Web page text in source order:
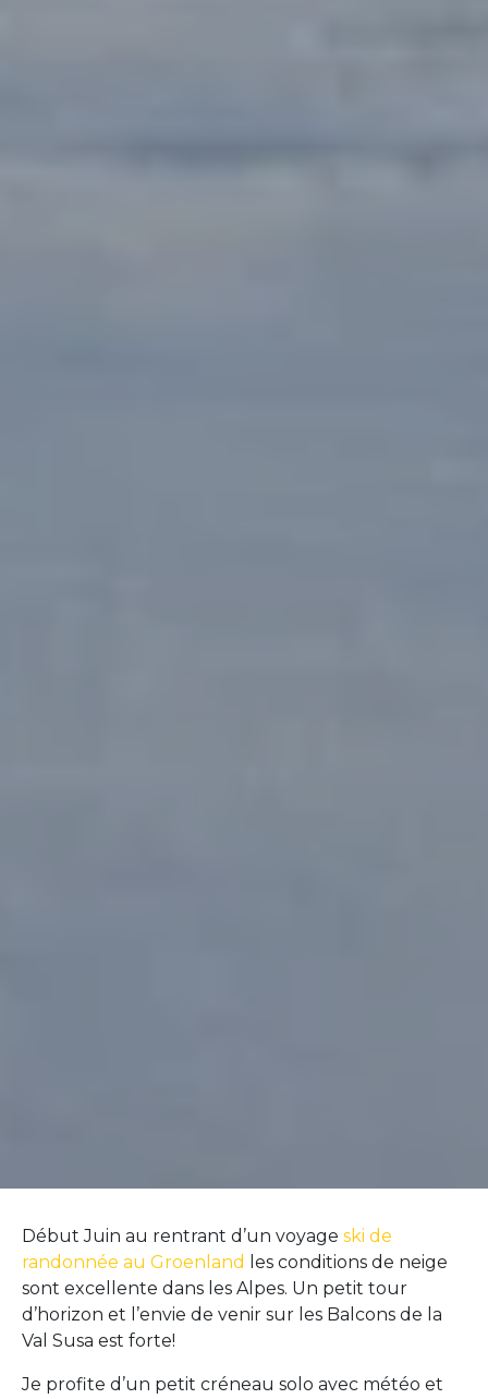
Début Juin au rentrant d’un voyage ski de
randonnée au Groenland
les conditions de neige
sont excellente dans les Alpes. Un petit tour
d’horizon et l’envie de venir sur les Balcons de la
Val Susa est forte!
Je profite d’un petit créneau solo avec météo et